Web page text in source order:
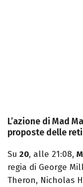
L’azione di Mad
proposte delle
Su 20, alle 21:08,
regia di George
Theron, Nicholas